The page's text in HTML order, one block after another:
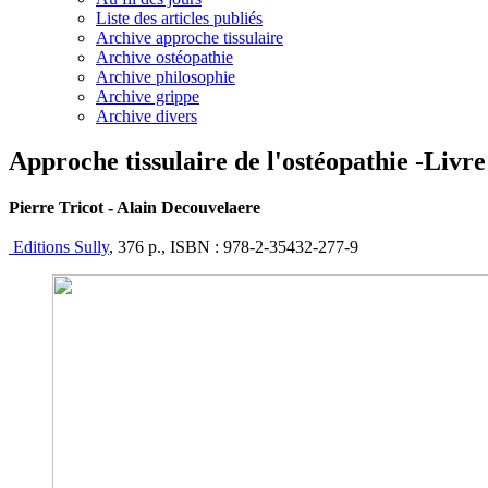
Liste des articles publiés
Archive approche tissulaire
Archive ostéopathie
Archive philosophie
Archive grippe
Archive divers
Approche tissulaire de l'ostéopathie -
Pierre Tricot - Alain Decouvelaere
Editions Sully, 376 p., ISBN : 978-2-35432-277-9